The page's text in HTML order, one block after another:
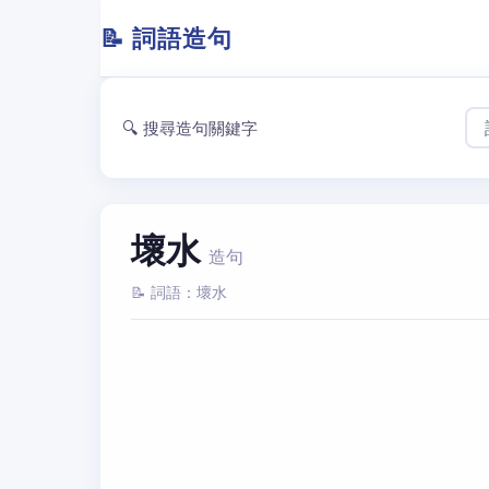
📝 詞語造句
🔍 搜尋造句關鍵字
壞水 造句
📝 詞語：壞水